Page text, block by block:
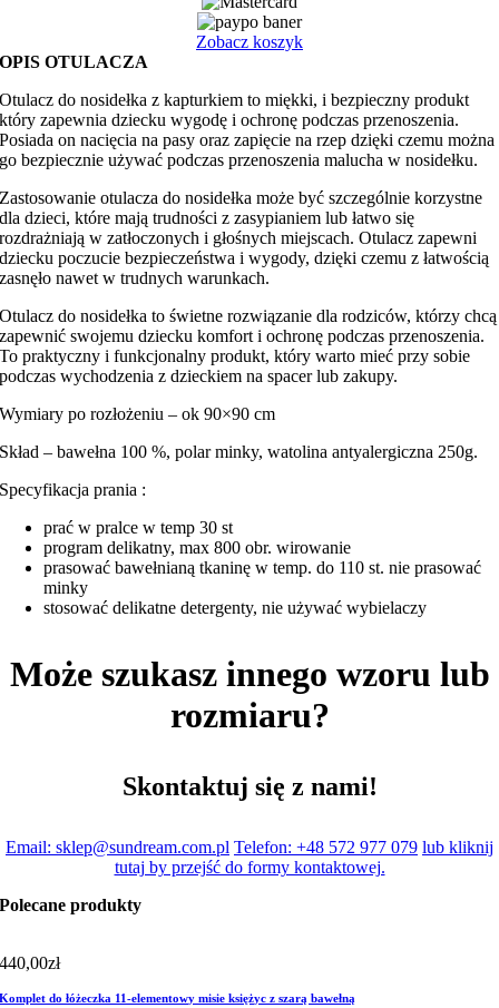
Zobacz koszyk
OPIS OTULACZA
Otulacz do nosidełka z kapturkiem to miękki, i bezpieczny produkt
który zapewnia dziecku wygodę i ochronę podczas przenoszenia.
Posiada on nacięcia na pasy oraz zapięcie na rzep dzięki czemu można
go bezpiecznie używać podczas przenoszenia malucha w nosidełku.
Zastosowanie otulacza do nosidełka może być szczególnie korzystne
dla dzieci, które mają trudności z zasypianiem lub łatwo się
rozdrażniają w zatłoczonych i głośnych miejscach. Otulacz zapewni
dziecku poczucie bezpieczeństwa i wygody, dzięki czemu z łatwością
zasnęło nawet w trudnych warunkach.
Otulacz do nosidełka to świetne rozwiązanie dla rodziców, którzy chcą
zapewnić swojemu dziecku komfort i ochronę podczas przenoszenia.
To praktyczny i funkcjonalny produkt, który warto mieć przy sobie
podczas wychodzenia z dzieckiem na spacer lub zakupy.
Wymiary po rozłożeniu – ok 90×90 cm
Skład – bawełna 100 %, polar minky, watolina antyalergiczna 250g.
Specyfikacja prania :
prać w pralce w temp 30 st
program delikatny, max 800 obr. wirowanie
prasować bawełnianą tkaninę w temp. do 110 st. nie prasować
minky
stosować delikatne detergenty, nie używać wybielaczy
Może szukasz innego wzoru lub
rozmiaru?
Skontaktuj się z nami!
Email: sklep@sundream.com.pl Telefon: +48 572 977 079 lub kliknij
tutaj by przejść do formy kontaktowej.
Polecane produkty
440,00zł
Komplet do łóżeczka 11-elementowy misie księżyc z szarą bawełną